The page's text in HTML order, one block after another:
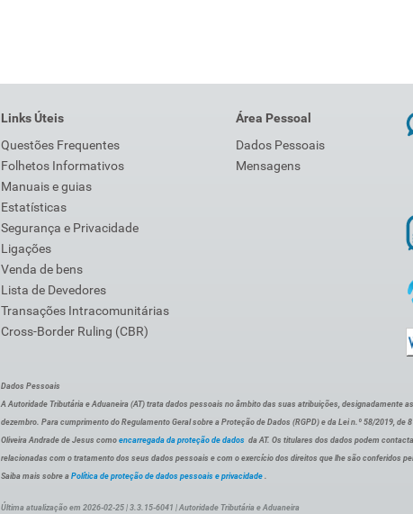
Links Úteis
Questões Frequentes
Folhetos Informativos
Manuais e guias
Estatísticas
Segurança e Privacidade
Ligações
Venda de bens
Lista de Devedores
Transações Intracomunitárias
Cross-Border Ruling (CBR)
Área Pessoal
Dados Pessoais
Mensagens
Dados Pessoais
A Autoridade Tributária e Aduaneira (AT) trata dados pessoais no âmbito das suas atribuições, designadamente
dezembro. Para cumprimento do Regulamento Geral sobre a Proteção de Dados (RGPD) e da Lei n.º 58/2019,
Oliveira Andrade de Jesus como encarregada da proteção de dados da AT. Os titulares dos dados podem
relacionadas com o tratamento dos seus dados pessoais e com o exercício dos direitos que lhe são conferidos
Saiba mais sobre a Política de proteção de dados pessoais e privacidade .
Última atualização em 2026-02-25 | 3.3.15-6041 | Autoridade Tributária e Aduaneira